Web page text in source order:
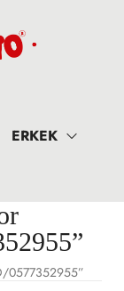
ERKEK
0577352955”